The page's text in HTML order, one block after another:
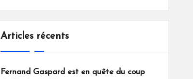
Articles récents
Fernand Gaspard est en quête du coup